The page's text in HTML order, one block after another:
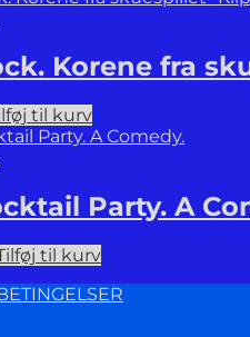
Korene fra
til kurv
Party. A
til kurv